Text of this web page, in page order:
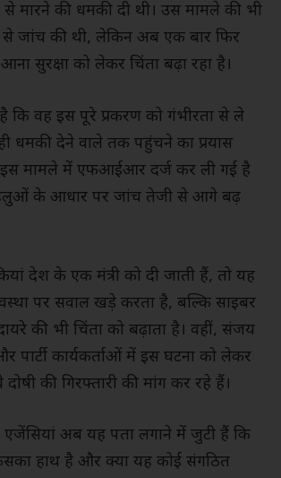
से मारने की धमकी दी थी। उस मामले की भी
से जांच की थी, लेकिन अब एक बार फिर
सुरक्षा को लेकर चिंता बढ़ा रहा है।
कि वह इस पूरे प्रकरण को गंभीरता से ले
धमकी देने वाले तक पहुंचने का प्रयास
इस मामले में एफआईआर दर्ज कर ली गई है
के आधार पर जांच तेजी से आगे बढ़
देश के एक मंत्री को दी जाती हैं, तो यह
पर सवाल खड़े करता है, बल्कि साइबर
की भी चिंता को बढ़ाता है। वहीं, संजय
पार्टी कार्यकर्ताओं में इस घटना को लेकर
की गिरफ्तारी की मांग कर रहे हैं।
एजेंसियां अब यह पता लगाने में जुटी हैं कि
हाथ है और क्या यह कोई संगठित